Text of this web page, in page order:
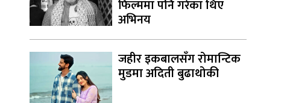
फिल्ममा पनि गरेका थिए
अभिनय
जहीर इकबालसँग रोमान्टिक
मुडमा अदिती बुढाथोकी